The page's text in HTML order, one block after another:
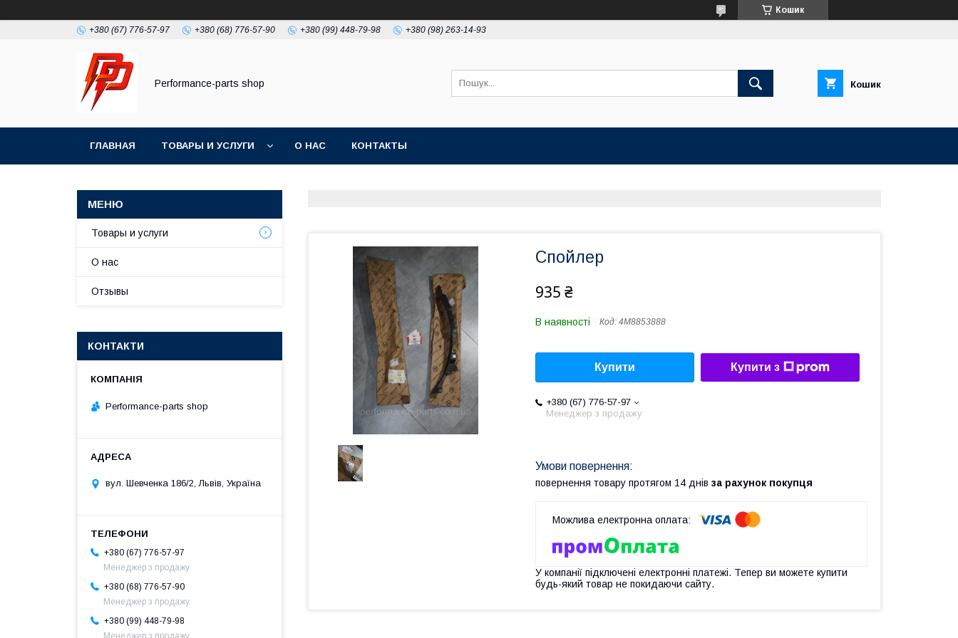
Кошик
+380 (67) 776-57-97 +380 (68) 776-57-90 +380 (99) 448-79-98 +380 (98) 263-14-93
Performance-parts shop Кошик
ГЛАВНАЯ ТОВАРЫ И УСЛУГИ О НАС КОНТАКТЫ
Спойлер
935 ₴
В наявності Код: 4M8853888
Купити Купити з
+380 (67) 776-57-97
Менеджер з продажу
повернення товару протягом 14 днів за рахунок покупця
У компанії підключені електронні платежі. Тепер ви можете купити
будь-який товар не покидаючи сайту.
Товары и услуги
О нас
Отзывы
КОНТАКТИ
Performance-parts shop
вул. Шевченка 186/2, Львів, Україна
+380 (67) 776-57-97
Менеджер з продажу
+380 (68) 776-57-90
Менеджер з продажу
+380 (99) 448-79-98